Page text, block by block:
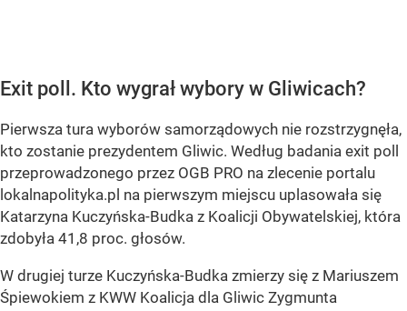
Exit poll. Kto wygrał wybory w Gliwicach?
Pierwsza tura wyborów samorządowych nie rozstrzygnęła,
kto zostanie prezydentem Gliwic. Według badania exit poll
przeprowadzonego przez OGB PRO na zlecenie portalu
lokalnapolityka.pl na pierwszym miejscu uplasowała się
Katarzyna Kuczyńska-Budka z Koalicji Obywatelskiej, która
zdobyła 41,8 proc. głosów.
W drugiej turze Kuczyńska-Budka zmierzy się z Mariuszem
Śpiewokiem z KWW Koalicja dla Gliwic Zygmunta